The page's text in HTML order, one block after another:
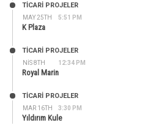
MAY 25TH 5:51 PM
TİCARİ PROJELER
K Plaza
NIS 8TH 12:34 PM
TİCARİ PROJELER
Royal Marin
MAR 16TH 3:30 PM
TİCARİ PROJELER
Yıldırım Kule